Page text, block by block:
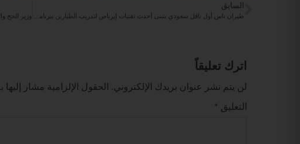
السابق
اترك تعليقاً
لن يتم نشر عنوان بريدك الإلكتروني. الحقول الإلزامية مشار إليها بـ
التعليق *